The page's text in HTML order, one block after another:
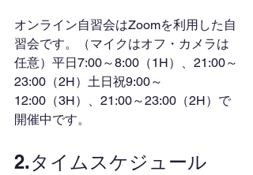
オンライン自習会はZoomを利用した自
習会です。（マイクはオフ・カメラは
任意）平日7:00～8:00（1H）、21:00～
23:00（2H）土日祝9:00～
12:00（3H）、21:00～23:00（2H）で
開催中です。
2.タイムスケジュール